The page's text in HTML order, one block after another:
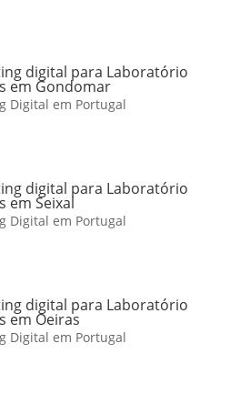
digital para Laboratório
em Gondomar
Digital em Portugal
digital para Laboratório
em Seixal
Digital em Portugal
digital para Laboratório
em Oeiras
Digital em Portugal